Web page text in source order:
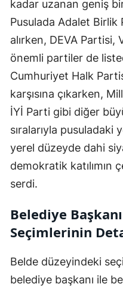
kadar uzanan geniş
Pusulada Adalet Birlik
alırken, DEVA
önemli partiler de
Cumhuriyet Halk
karşısına çıkarken,
İYİ Parti gibi diğer
sıralarıyla pusuladaki
yerel düzeyde dahi
demokratik katılımın
serdi.
Belediye
Seçimlerinin
Belde düzeyindeki
belediye başkanı ile